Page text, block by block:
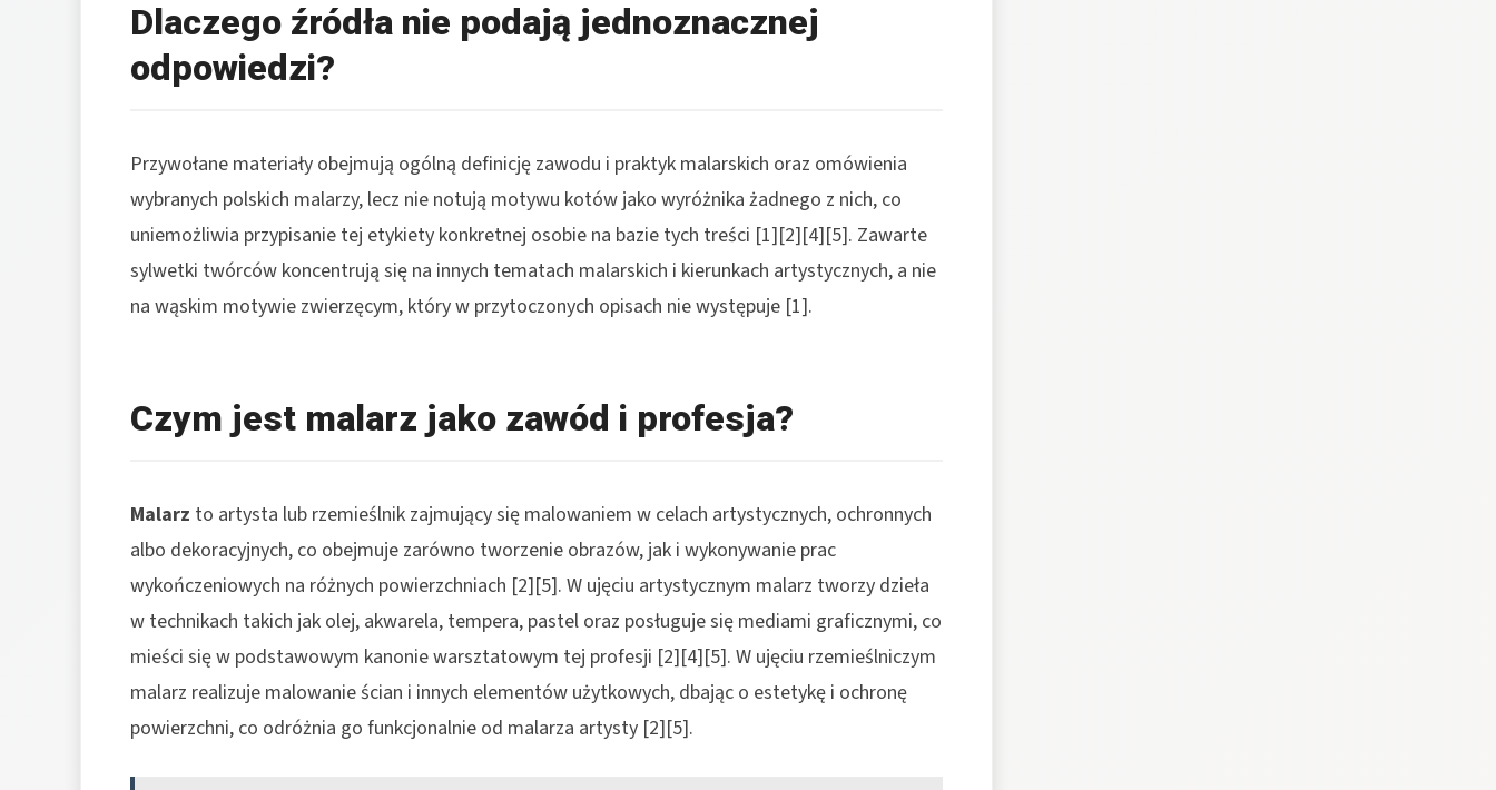
Dlaczego źródła nie podają jednoznacznej
odpowiedzi?
Przywołane materiały obejmują ogólną definicję zawodu i praktyk malarskich oraz omówienia
wybranych polskich malarzy, lecz nie notują motywu kotów jako wyróżnika żadnego z nich, co
uniemożliwia przypisanie tej etykiety konkretnej osobie na bazie tych treści [1][2][4][5]. Zawarte
sylwetki twórców koncentrują się na innych tematach malarskich i kierunkach artystycznych, a nie
na wąskim motywie zwierzęcym, który w przytoczonych opisach nie występuje [1].
Czym jest malarz jako zawód i profesja?
Malarz to artysta lub rzemieślnik zajmujący się malowaniem w celach artystycznych, ochronnych
albo dekoracyjnych, co obejmuje zarówno tworzenie obrazów, jak i wykonywanie prac
wykończeniowych na różnych powierzchniach [2][5]. W ujęciu artystycznym malarz tworzy dzieła
w technikach takich jak olej, akwarela, tempera, pastel oraz posługuje się mediami graficznymi, co
mieści się w podstawowym kanonie warsztatowym tej profesji [2][4][5]. W ujęciu rzemieślniczym
malarz realizuje malowanie ścian i innych elementów użytkowych, dbając o estetykę i ochronę
powierzchni, co odróżnia go funkcjonalnie od malarza artysty [2][5].